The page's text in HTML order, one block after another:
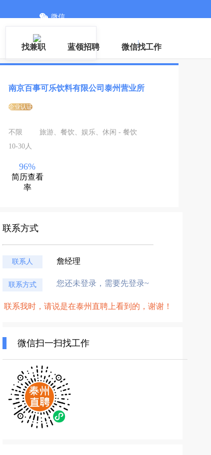
微信
登录|注册
找兼职 蓝领招聘 微信找工作
南京百事可乐饮料有限公司泰州营业所
企业认证
不限
旅游、餐饮、娱乐、休闲 - 餐饮
10-30人
96%
简历查看
率
联系方式
联系人 詹经理
联系方式 您还未登录，需要先登录~
联系我时，请说是在泰州直聘上看到的，谢谢！
微信扫一扫找工作